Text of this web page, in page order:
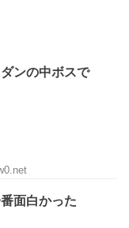
ンの中ボスで
面白かった